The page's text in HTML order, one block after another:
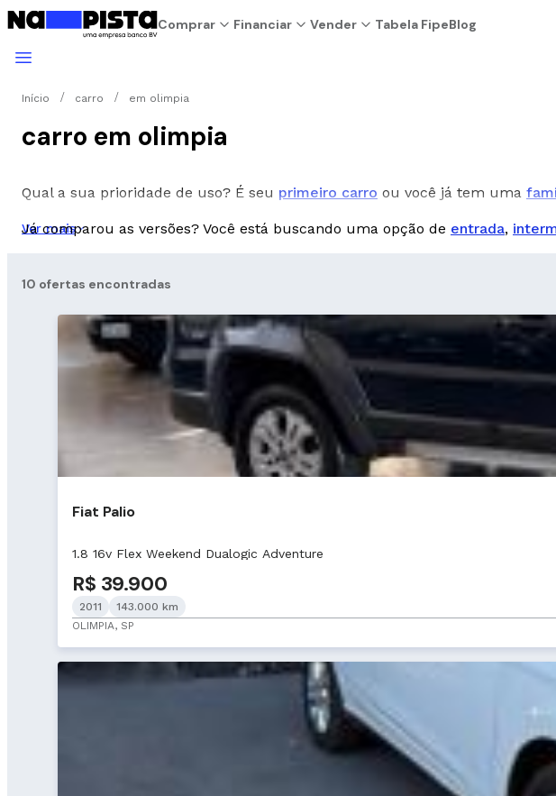
Comprar Financiar Vender Tabela FipeBlog
Início carro em olimpia
carro em olimpia
Qual a sua prioridade de uso? É seu primeiro carro ou você já tem uma
Já comparou as versões? Você está buscando uma opção de entrada,
Ver mais
10 ofertas encontradas
Fiat Palio
1.8 16v Flex Weekend Dualogic Adventure
R$ 39.900
2011
143.000 km
OLIMPIA, SP